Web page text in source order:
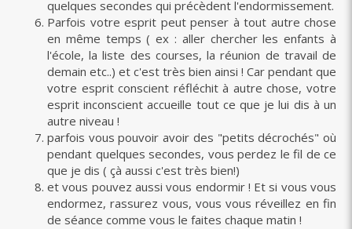
quelques secondes qui précèdent l'endormissement.
Parfois votre esprit peut penser à tout autre chose
en même temps ( ex : aller chercher les enfants à
l'école, la liste des courses, la réunion de travail de
demain etc..) et c'est très bien ainsi ! Car pendant que
votre esprit conscient réfléchit à autre chose, votre
esprit inconscient accueille tout ce que je lui dis à un
autre niveau !
parfois vous pouvoir avoir des "petits décrochés" où
pendant quelques secondes, vous perdez le fil de ce
que je dis ( çà aussi c'est très bien!)
et vous pouvez aussi vous endormir ! Et si vous vous
endormez, rassurez vous, vous vous réveillez en fin
de séance comme vous le faites chaque matin !